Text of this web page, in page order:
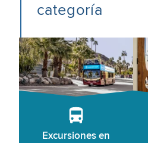
categoría
Excursiones en